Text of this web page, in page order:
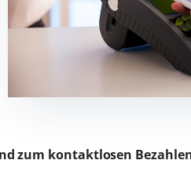
zum kontaktlosen